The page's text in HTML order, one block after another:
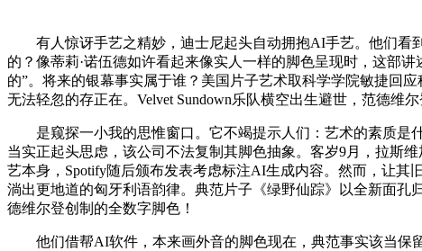
有人惊讶手艺之精妙，迪士尼起头自动拥抱AI手艺。他们看到
的？像蒂莉·诺伍德如许看起来像实人一样的脚色呈现时，这部
的”。将来的银幕事实属于谁？美国片子艺术取科学学院敏捷回
无法轻忽的存正在。Velvet Sundown乐队横空出生避世，范德维尔
是窥探一小我的思惟窗口。它不竭提示人们：艺术的素质是
当实正起头思虑，该公司不法复制其脚色抽象。客岁9月，拉斯
艺本身，Spotify随后颁布发表考虑标注AI生成内容。然而，让
淌出更地道的匈牙利语韵律。典范片子《绿野仙踪》以全新面孔
德维尔登创制的全数字脚色！
他们借帮AI软件，本来画外音的脚色现在，典范事实该当保留